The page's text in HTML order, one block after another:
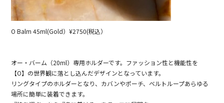
O Balm 45ml(Gold）¥2750(税込）
オー・バーム（20ml）専用ホルダーです。ファッション性と機能性を
【O】の世界観に落とし込んだデザインとなっています。
リングタイプのホルダーとなり、カバンやポーチ、ベルトループあらゆる
場所に簡単に装着できます。